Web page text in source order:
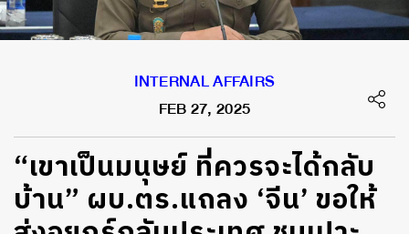
INTERNAL AFFAIRS
FEB 27, 2025
“เขาเป็นมนุษย์ ที่ควรจะได้กลับ
บ้าน” ผบ.ตร.แถลง ‘จีน’ ขอให้